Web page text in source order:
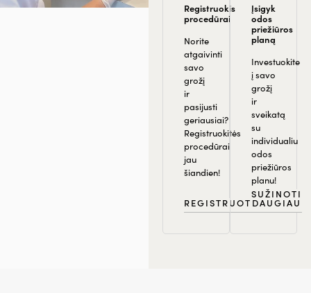
Registruokis
procedūrai
Norite
atgaivinti
savo
grožį
ir
pasijusti
geriausiai?
Registruokitės
procedūrai
jau
šiandien!
REGISTRUOTIS
Įsigyk
odos
priežiūros
planą
Investuokite
į savo
grožį
ir
sveikatą
su
individualiu
odos
priežiūros
planu!
SUŽINOTI
DAUGIAU